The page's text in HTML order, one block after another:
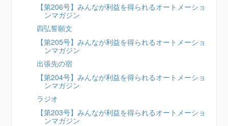
【第206号】みんなが利益を得られるオートメーショ
ンマガジン
四弘誓願文
【第205号】みんなが利益を得られるオートメーショ
ンマガジン
出張先の宿
【第204号】みんなが利益を得られるオートメーショ
ンマガジン
ラジオ
【第203号】みんなが利益を得られるオートメーショ
ンマガジン